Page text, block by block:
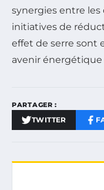
synergies entre
initiatives de
effet de serre sont
avenir énergétique
PARTAGER :
TWITTER